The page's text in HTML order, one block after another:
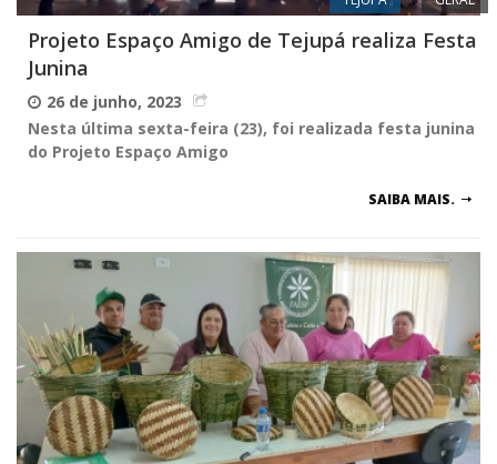
Projeto Espaço Amigo de Tejupá realiza Festa
Junina
26 de junho, 2023
Nesta última sexta-feira (23), foi realizada festa junina
do Projeto Espaço Amigo
SAIBA MAIS.